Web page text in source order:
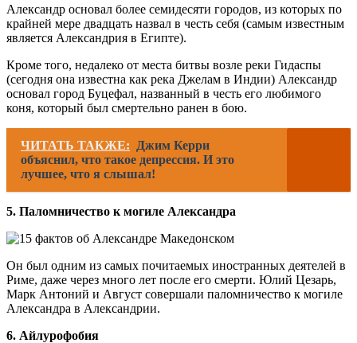
Александр основал более семидесяти городов, из которых по
крайней мере двадцать назвал в честь себя (самым известным
является Александрия в Египте).
Кроме того, недалеко от места битвы возле реки Гидаспы
(сегодня она известна как река Джелам в Индии) Александр
основал город Буцефал, названный в честь его любимого
коня, который был смертельно ранен в бою.
ЧИТАТЬ ТАКЖЕ:
Джим Керри
объяснил, что такое депрессия. И это
лучшее, что я слышал!
5. Паломничество к могиле Александра
Он был одним из самых почитаемых иностранных деятелей в
Риме, даже через много лет после его смерти. Юлий Цезарь,
Марк Антоний и Август совершали паломничество к могиле
Александра в Александрии.
6. Айлурофобия